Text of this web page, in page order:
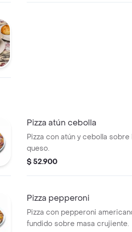
Pizza atún cebolla
Pizza con atún y cebolla sobre
queso.
$ 52.900
Pizza pepperoni
Pizza con pepperoni
fundido sobre masa crujiente.